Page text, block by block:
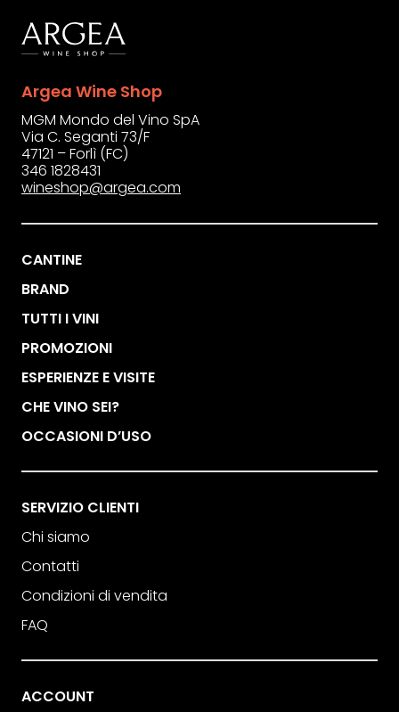
Argea Wine Shop
MGM Mondo del Vino SpA
Via C. Seganti 73/F
47121 – Forlì (FC)
346 1828431
wineshop@argea.com
CANTINE
BRAND
TUTTI I VINI
PROMOZIONI
ESPERIENZE E VISITE
CHE VINO SEI?
OCCASIONI D’USO
SERVIZIO CLIENTI
Chi siamo
Contatti
Condizioni di vendita
FAQ
ACCOUNT